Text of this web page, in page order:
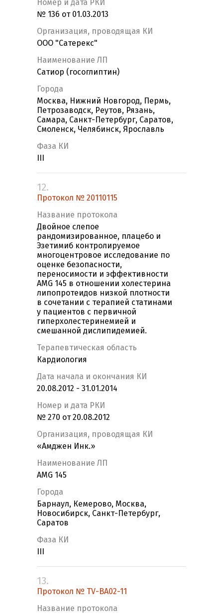
Номер и дата РКИ
№ 136 от 01.03.2013
Организация, проводящая КИ
ООО "Сатерекс"
Наименование ЛП
Сатиор (госоглиптин)
Города
Москва, Нижний Новгород, Пермь,
Петрозаводск, Реутов, Рязань,
Самара, Санкт-Петербург, Саратов,
Смоленск, Челябинск, Ярославль
Фаза КИ
12.
Протокол № 20110115
Название протокола
Двойное слепое
рандомизированное, плацебо и
Эзетимиб контролируемое
многоцентровое исследование по
оценке безопасности,
переносимости и эффективности
AMG 145 в отношении холестерина
липопротеидов низкой плотности
в сочетании с терапией статинами
у пациентов с первичной
гиперхолестеринемией и
смешанной дислипидемией.
Терапевтическая область
Кардиология
Дата начала и окончания КИ
20.08.2012 - 31.01.2014
Номер и дата РКИ
№ 270 от 20.08.2012
Организация, проводящая КИ
«Амджен Инк.»
Наименование ЛП
AMG 145
Города
Барнаул, Кемерово, Москва,
Новосибирск, Санкт-Петербург,
Саратов
Фаза КИ
13.
Протокол № ТV-BA02-11
Название протокола